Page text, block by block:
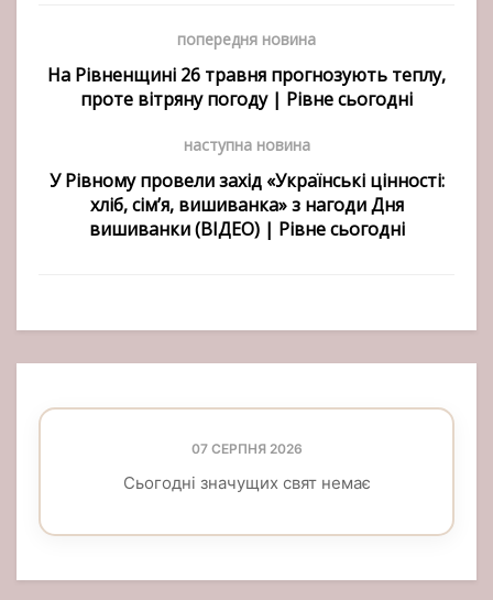
попередня новина
На Рівненщині 26 травня прогнозують теплу,
проте вітряну погоду | Рівне сьогодні
наступна новина
У Рівному провели захід «Українські цінності:
хліб, сім’я, вишиванка» з нагоди Дня
вишиванки (ВІДЕО) | Рівне сьогодні
07 СЕРПНЯ 2026
Сьогодні значущих свят немає